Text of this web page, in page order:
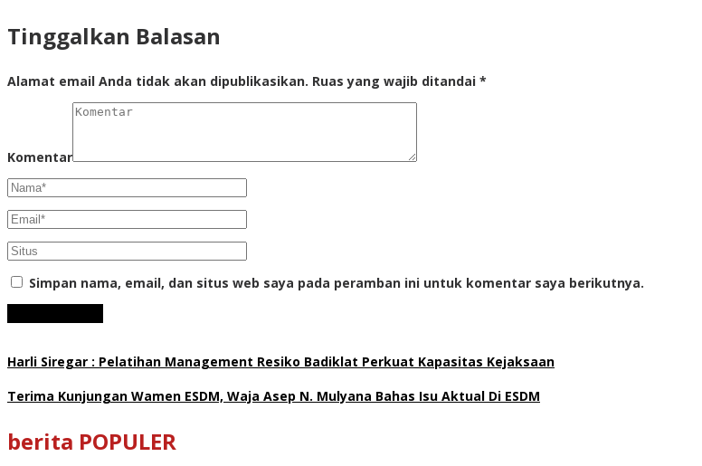
Tinggalkan Balasan
Alamat email Anda tidak akan dipublikasikan. Ruas yang wajib ditandai *
Komentar
Simpan nama, email, dan situs web saya pada peramban ini untuk komentar saya berikutnya.
Harli Siregar : Pelatihan Management Resiko Badiklat Perkuat Kapasitas Kejaksaan
Terima Kunjungan Wamen ESDM, Waja Asep N. Mulyana Bahas Isu Aktual Di ESDM
berita POPULER